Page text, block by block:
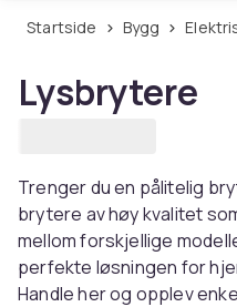
Startside Bygg
Lysbrytere
Trenger du en pålitelig
brytere av høy kvalitet
mellom forskjellige
perfekte løsningen for
Handle her og opplev